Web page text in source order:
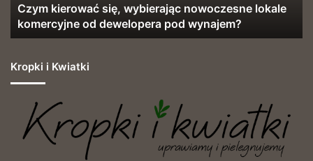
dewelopera
pod
wynajem?
Czym kierować się, wybierając nowoczesne lokale
komercyjne od dewelopera pod wynajem?
Kropki i Kwiatki